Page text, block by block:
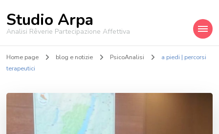
Studio Arpa
Analisi Rêverie Partecipazione Affettiva
Home page blog e notizie PsicoAnalisi
a piedi | percorsi
terapeutici